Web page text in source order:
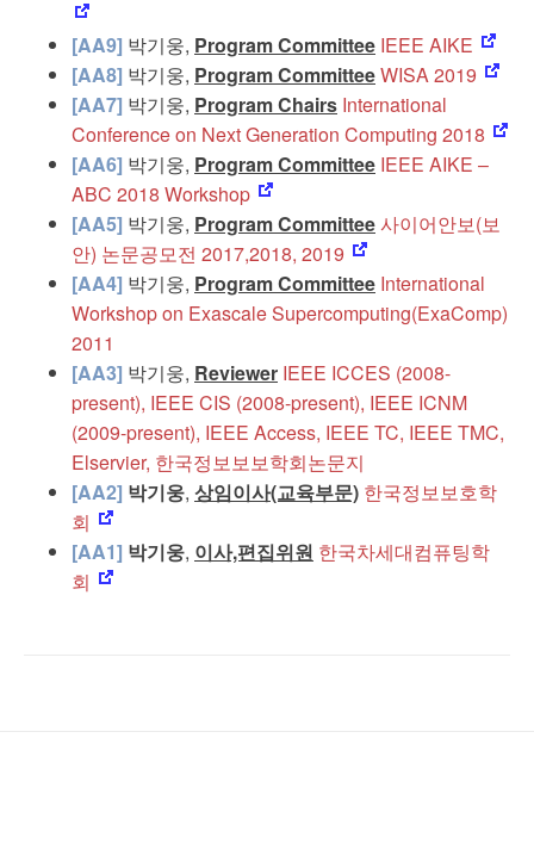
[AA9] 박기웅, Program Committee IEEE AIKE
[AA8] 박기웅, Program CommitteeWISA 2019
[AA7] 박기웅, Program Chairs International
Conference on Next Generation Computing 2018
[AA6] 박기웅, Program Committee IEEE AIKE –
ABC 2018 Workshop
[AA5] 박기웅, Program Committee사이어안보(보
안) 논문공모전 2017,2018, 2019
[AA4] 박기웅, Program Committee International
Workshop on Exascale Supercomputing(ExaComp)
2011
[AA3] 박기웅, Reviewer IEEE ICCES (2008-
present), IEEE CIS (2008-present), IEEE ICNM
(2009-present), IEEE Access, IEEE TC, IEEE TMC,
Elservier, 한국정보보보학회논문지
[AA2] 박기웅, 상임이사(교육부문) 한국정보보호학
회
[AA1] 박기웅, 이사,편집위원 한국차세대컴퓨팅학
회